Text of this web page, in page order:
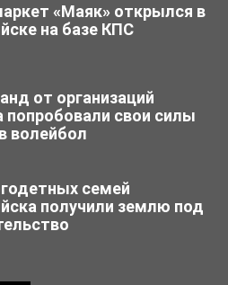
«Маяк» открылся в
на базе КПС
от организаций
попробовали свои силы
волейбол
семей
получили землю под